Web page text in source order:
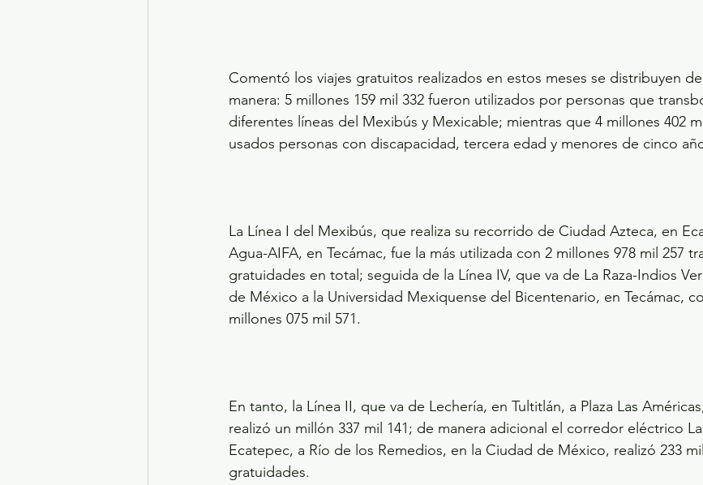
Comentó los viajes gratuitos realizados en estos meses se distribuyen
manera: 5 millones 159 mil 332 fueron utilizados por personas que
diferentes líneas del Mexibús y Mexicable; mientras que 4 millones 402
usados personas con discapacidad, tercera edad y menores de cinco
La Línea I del Mexibús, que realiza su recorrido de Ciudad Azteca, en
Agua-AIFA, en Tecámac, fue la más utilizada con 2 millones 978 mil 257
gratuidades en total; seguida de la Línea IV, que va de La Raza-Indios
de México a la Universidad Mexiquense del Bicentenario, en Tecámac,
millones 075 mil 571.
En tanto, la Línea II, que va de Lechería, en Tultitlán, a Plaza Las
realizó un millón 337 mil 141; de manera adicional el corredor eléctrico
Ecatepec, a Río de los Remedios, en la Ciudad de México, realizó 233
gratuidades.